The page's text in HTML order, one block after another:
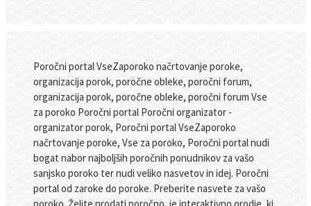
Poročni portal VseZaporoko načrtovanje poroke,
organizacija porok, poročne obleke, poročni forum,
organizacija porok, poročne obleke, poročni forum Vse
za poroko Poročni portal Poročni organizator -
organizator porok, Poročni portal VseZaporoko
načrtovanje poroke, Vse za poroko, Poročni portal nudi
bogat nabor najboljših poročnih ponudnikov za vašo
sanjsko poroko ter nudi veliko nasvetov in idej. Poročni
portal od zaroke do poroke. Preberite nasvete za vašo